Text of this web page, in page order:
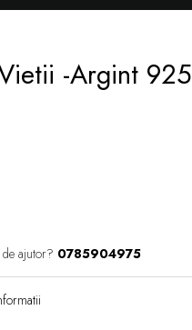
-Argint 925
ajutor? 0785904975